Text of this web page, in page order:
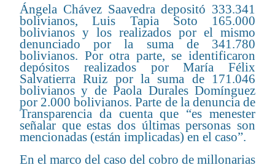
Ángela Chávez Saavedra depositó 333.341
bolivianos, Luis Tapia Soto 165.000
bolivianos y los realizados por el mismo
denunciado por la suma de 341.780
bolivianos. Por otra parte, se identificaron
depósitos realizados por María Félix
Salvatierra Ruiz por la suma de 171.046
bolivianos y de Paola Durales Domínguez
por 2.000 bolivianos. Parte de la denuncia de
Transparencia da cuenta que “es menester
señalar que estas dos últimas personas son
mencionadas (están implicadas) en el caso”.
En el marco del caso del cobro de millonarias